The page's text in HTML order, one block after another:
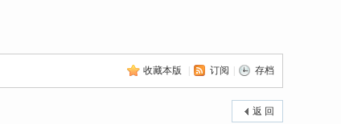
收藏本版 订阅 存档
返 回